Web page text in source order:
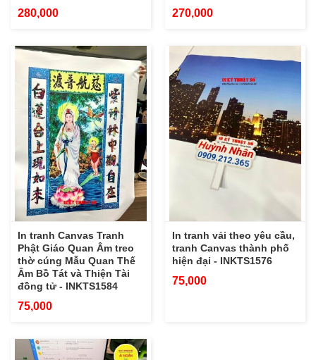
280,000 270,000
In tranh Canvas Tranh
Phật Giáo Quan Âm treo
thờ cúng Mẫu Quan Thế
Âm Bồ Tát và Thiện Tài
đồng tử - INKTS1584
75,000
In tranh vải theo yêu cầu,
tranh Canvas thành phố
hiện đại - INKTS1576
75,000